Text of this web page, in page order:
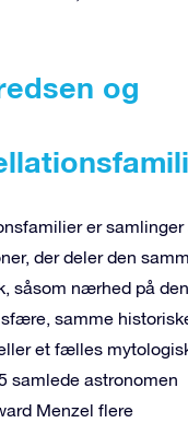
og
er samlinger
der deler den
såsom nærhed på den
samme
et fælles
samlede astronomen
Menzel flere